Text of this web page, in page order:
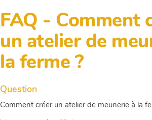
FAQ - Comment
un atelier de
la ferme ?
Question
Comment créer un atelier de meunerie à la